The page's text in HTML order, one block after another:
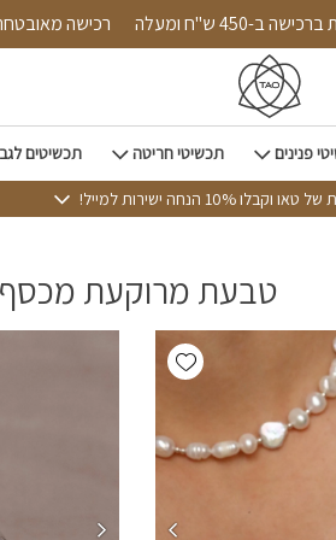
ברכישה ב-450 ש"ח ומעלה רכישה
פנינים תכשיטי חריטה תכשיטים
הנחה ישירות למייל!
טבעת מרוקעת מכסף
Add wishlist